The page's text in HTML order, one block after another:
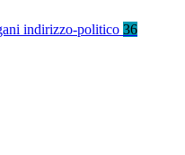
indirizzo-politico 36